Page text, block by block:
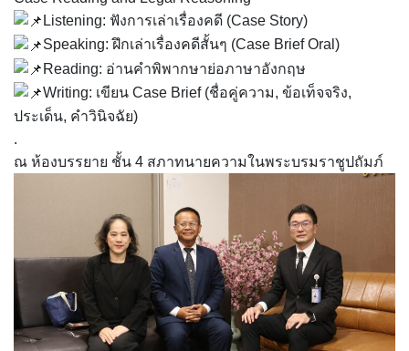
Listening: ฟังการเล่าเรื่องคดี (Case Story)
Speaking: ฝึกเล่าเรื่องคดีสั้นๆ (Case Brief Oral)
Reading: อ่านคำพิพากษาย่อภาษาอังกฤษ
Writing: เขียน Case Brief (ชื่อคู่ความ, ข้อเท็จจริง,
ประเด็น, คำวินิจฉัย)
.
ณ ห้องบรรยาย ชั้น 4 สภาทนายความในพระบรมราชูปถัมภ์